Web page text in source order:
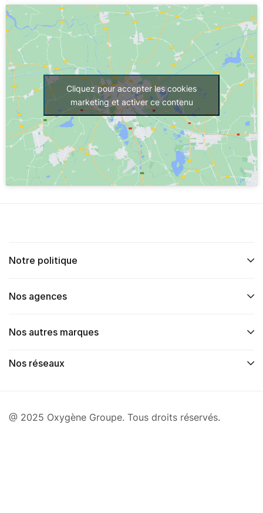
Cliquez pour accepter les cookies
marketing et activer ce contenu
Notre politique
Nos agences
Nos autres marques
Nos réseaux
@ 2025 Oxygène Groupe. Tous droits réservés.